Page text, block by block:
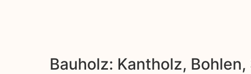
Bauholz: Kantholz,